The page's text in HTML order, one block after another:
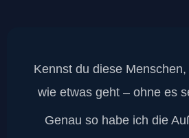
Kennst du diese
wie etwas geht – ohne es
Genau so habe ich die